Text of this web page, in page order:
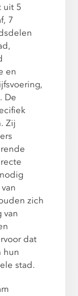
uit 5
7
en
De
Zij
zich
van
dat
hun
stad.